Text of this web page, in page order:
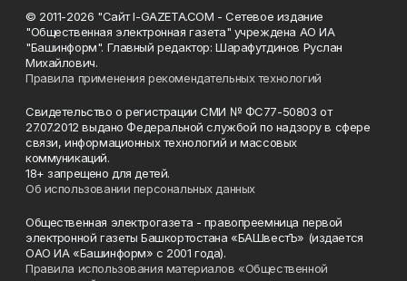
© 2011-2026 "Сайт I-GAZETA.COM - Сетевое издание
"Общественная электронная газета" учреждена АО ИА
"Башинформ". Главный редактор: Шарафутдинов Руслан
Михайлович.
Правила применения рекомендательных технологий
Свидетельство о регистрации СМИ № ФС77-50803 от
27.07.2012 выдано Федеральной службой по надзору в сфере
связи, информационных технологий и массовых
коммуникаций.
18+ запрещено для детей.
Об использовании персональных данных
Общественная электрогазета - правопреемница первой
электронной газеты Башкортостана «БАШвестЪ» (издается
ОАО ИА «Башинформ» с 2001 года).
Правила использования материалов «Общественной